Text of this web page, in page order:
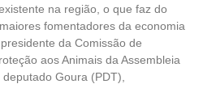
na região, o que faz do
fomentadores da economia
da Comissão de
aos Animais da Assembleia
Goura (PDT),